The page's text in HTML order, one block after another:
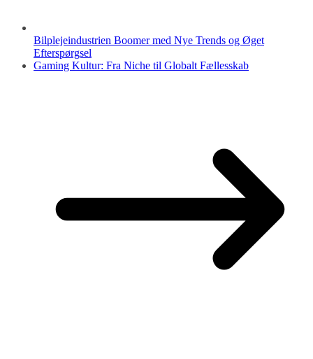
Bilplejeindustrien Boomer med Nye Trends og Øget
Efterspørgsel
Gaming Kultur: Fra Niche til Globalt Fællesskab